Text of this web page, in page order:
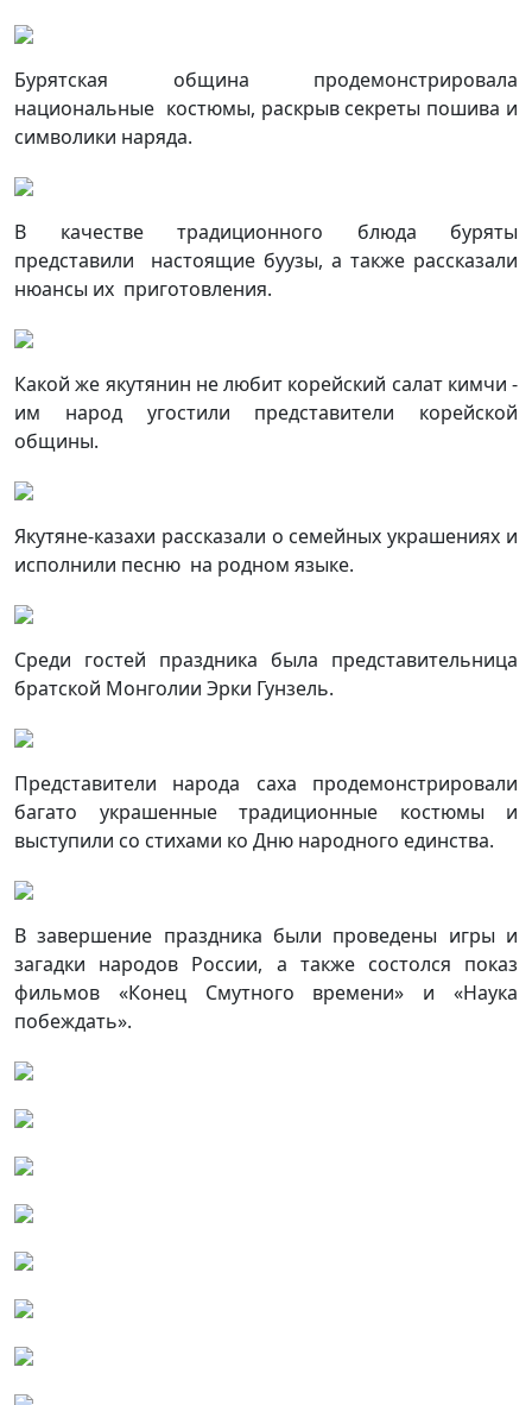
Бурятская община продемонстрировала
национальные костюмы, раскрыв секреты пошива и
символики наряда.
В качестве традиционного блюда буряты
представили настоящие буузы, а также рассказали
нюансы их приготовления.
Какой же якутянин не любит корейский салат кимчи -
им народ угостили представители корейской
общины.
Якутяне-казахи рассказали о семейных украшениях и
исполнили песню на родном языке.
Среди гостей праздника была представительница
братской Монголии Эрки Гунзель.
Представители народа саха продемонстрировали
багато украшенные традиционные костюмы и
выступили со стихами ко Дню народного единства.
В завершение праздника были проведены игры и
загадки народов России, а также состолся показ
фильмов «Конец Смутного времени» и «Наука
побеждать».